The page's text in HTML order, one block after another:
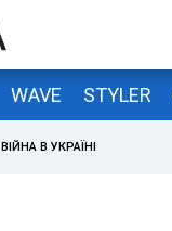
WAVE STYLER
ВІЙНА В УКРАЇНІ